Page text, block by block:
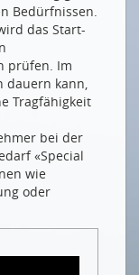
Bedürfnissen.
das Start-
prüfen. Im
dauern kann,
Tragfähigkeit
bei der
«Special
wie
oder